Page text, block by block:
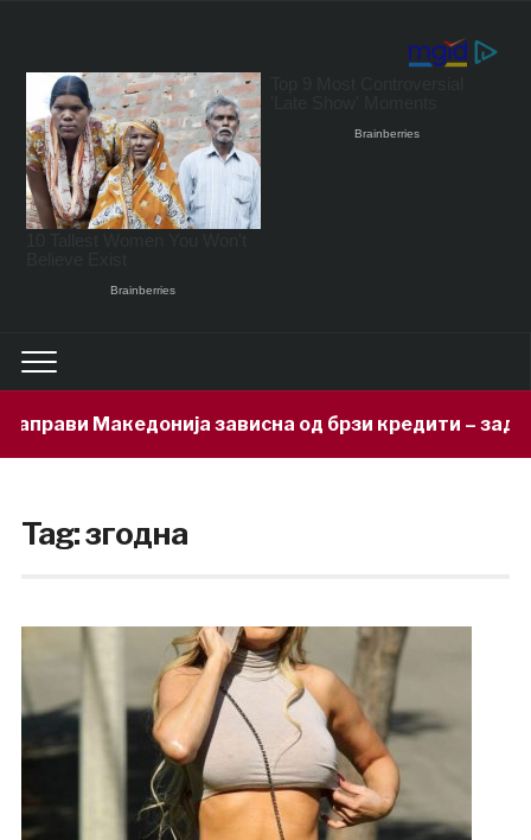
Македонија зависна од брзи кредити –
Tag:згодна